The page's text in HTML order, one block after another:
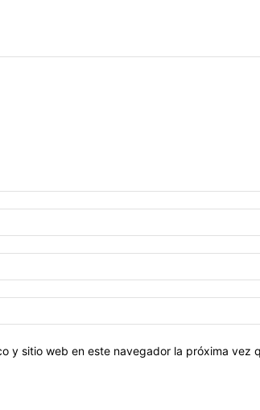
y sitio web en este navegador la próxima vez